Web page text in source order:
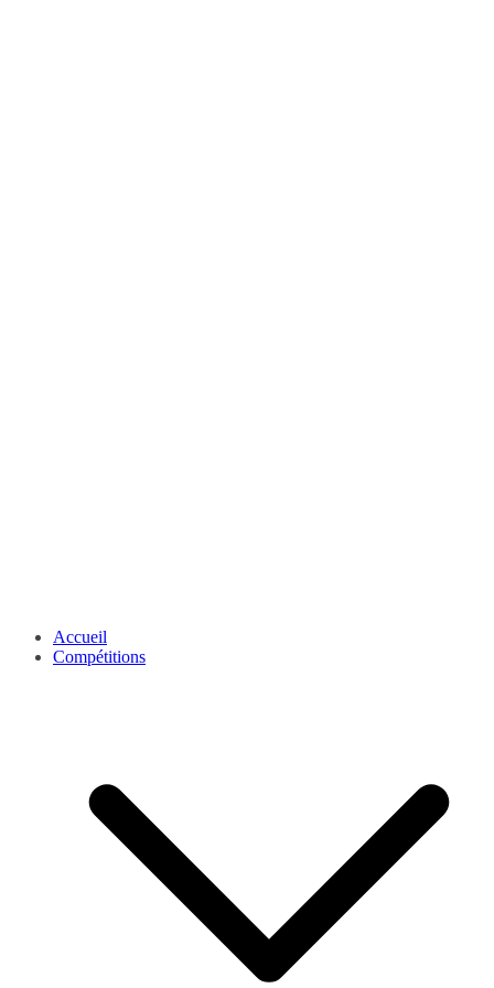
Accueil
Compétitions